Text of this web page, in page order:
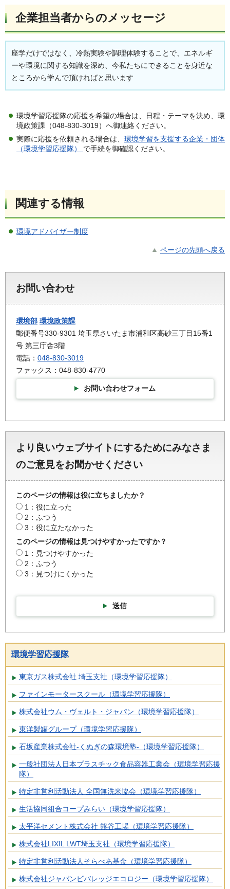
企業担当者からのメッセージ
座学だけではなく、冷熱実験や調理体験することで、エネルギ
ーや環境に関する知識を深め、今私たちにできることを身近な
ところから学んで頂ければと思います
環境学習応援隊の応援を希望の場合は、日程・テーマを決め、環
境政策課（048-830-3019）へ御連絡ください。
実際に応援を依頼される場合は、 環境学習を支援する企業・団体
（環境学習応援隊） で手続を御確認ください。
関連する情報
環境アドバイザー制度
ページの先頭へ戻る
お問い合わせ
環境部 環境政策課
郵便番号330-9301 埼玉県さいたま市浦和区高砂三丁目15番1
号 第三庁舎3階
電話： 048-830-3019
ファックス：048-830-4770
お問い合わせフォーム
より良いウェブサイトにするためにみなさま
のご意見をお聞かせください
このページの情報は役に立ちましたか？
1：役に立った
2：ふつう
3：役に立たなかった
このページの情報は見つけやすかったですか？
1：見つけやすかった
2：ふつう
3：見つけにくかった
送信
環境学習応援隊
東京ガス株式会社 埼玉支社（環境学習応援隊）
ファインモータースクール（環境学習応援隊）
株式会社ウム・ヴェルト・ジャパン（環境学習応援隊）
東洋製罐グループ（環境学習応援隊）
石坂産業株式会社-くぬぎの森環境塾-（環境学習応援隊）
一般社団法人日本プラスチック食品容器工業会（環境学習応援
隊）
特定非営利活動法人 全国無洗米協会（環境学習応援隊）
生活協同組合コープみらい（環境学習応援隊）
太平洋セメント株式会社 熊谷工場（環境学習応援隊）
株式会社LIXIL LWT埼玉支社（環境学習応援隊）
特定非営利活動法人そらべあ基金（環境学習応援隊）
株式会社ジャパンビバレッジエコロジー（環境学習応援隊）